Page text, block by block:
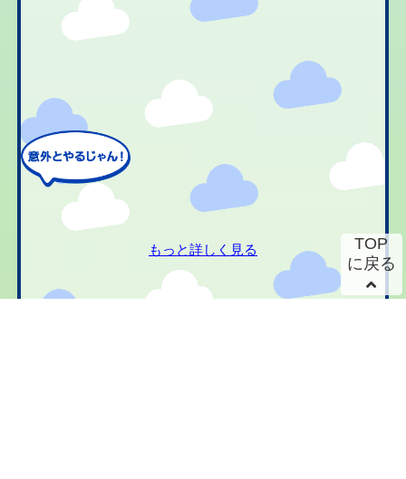
もっと詳しく見る
TOP
に戻る